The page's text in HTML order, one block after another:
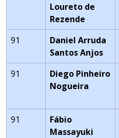
Loureto de
Rezende
91
Daniel Arruda
Santos Anjos
91
Diego Pinheiro
Nogueira
91
Fábio
Massayuki